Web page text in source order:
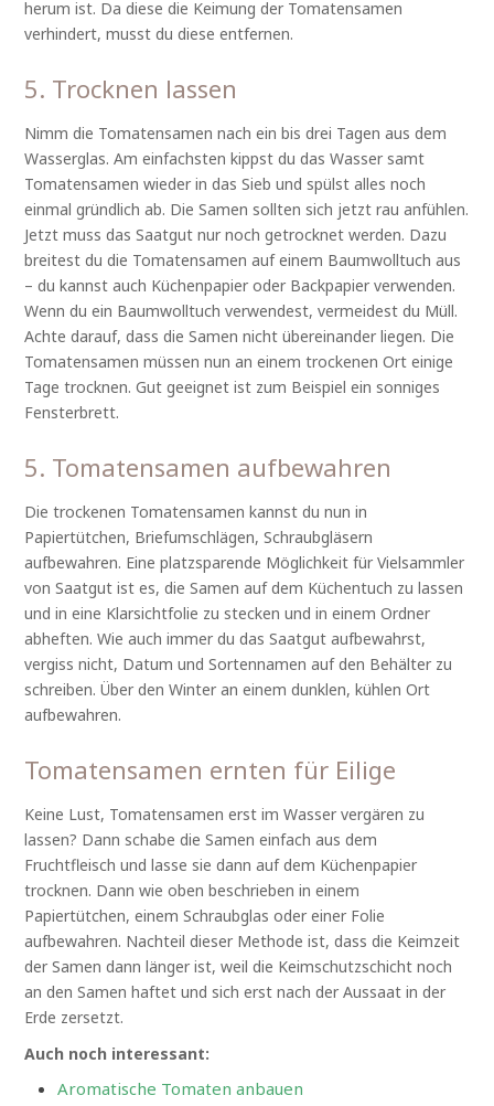
herum ist. Da diese die Keimung der Tomatensamen
verhindert, musst du diese entfernen.
5. Trocknen lassen
Nimm die Tomatensamen nach ein bis drei Tagen aus dem
Wasserglas. Am einfachsten kippst du das Wasser samt
Tomatensamen wieder in das Sieb und spülst alles noch
einmal gründlich ab. Die Samen sollten sich jetzt rau anfühlen.
Jetzt muss das Saatgut nur noch getrocknet werden. Dazu
breitest du die Tomatensamen auf einem Baumwolltuch aus
– du kannst auch Küchenpapier oder Backpapier verwenden.
Wenn du ein Baumwolltuch verwendest, vermeidest du Müll.
Achte darauf, dass die Samen nicht übereinander liegen. Die
Tomatensamen müssen nun an einem trockenen Ort einige
Tage trocknen. Gut geeignet ist zum Beispiel ein sonniges
Fensterbrett.
5. Tomatensamen aufbewahren
Die trockenen Tomatensamen kannst du nun in
Papiertütchen, Briefumschlägen, Schraubgläsern
aufbewahren. Eine platzsparende Möglichkeit für Vielsammler
von Saatgut ist es, die Samen auf dem Küchentuch zu lassen
und in eine Klarsichtfolie zu stecken und in einem Ordner
abheften. Wie auch immer du das Saatgut aufbewahrst,
vergiss nicht, Datum und Sortennamen auf den Behälter zu
schreiben. Über den Winter an einem dunklen, kühlen Ort
aufbewahren.
Tomatensamen ernten für Eilige
Keine Lust, Tomatensamen erst im Wasser vergären zu
lassen? Dann schabe die Samen einfach aus dem
Fruchtfleisch und lasse sie dann auf dem Küchenpapier
trocknen. Dann wie oben beschrieben in einem
Papiertütchen, einem Schraubglas oder einer Folie
aufbewahren. Nachteil dieser Methode ist, dass die Keimzeit
der Samen dann länger ist, weil die Keimschutzschicht noch
an den Samen haftet und sich erst nach der Aussaat in der
Erde zersetzt.
Auch noch interessant:
Aromatische Tomaten anbauen